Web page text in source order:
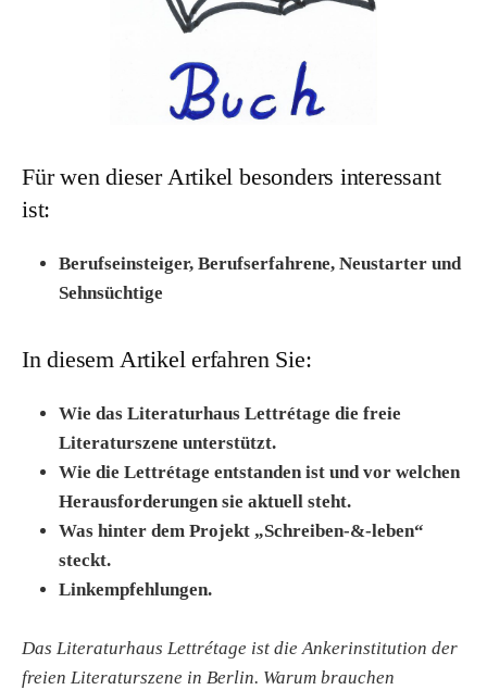
Für wen dieser Artikel besonders interessant
ist:
Berufseinsteiger, Berufserfahrene, Neustarter und
Sehnsüchtige
In diesem Artikel erfahren Sie:
Wie das Literaturhaus Lettrétage die freie
Literaturszene unterstützt.
Wie die Lettrétage entstanden ist und vor welchen
Herausforderungen sie aktuell steht.
Was hinter dem Projekt „Schreiben-&-leben“
steckt.
Linkempfehlungen.
Das Literaturhaus Lettrétage ist die Ankerinstitution der
freien Literaturszene in Berlin. Warum brauchen